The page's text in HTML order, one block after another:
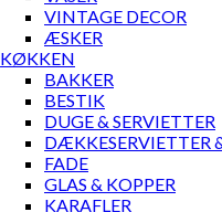
VINTAGE DECOR
ÆSKER
KØKKEN
BAKKER
BESTIK
DUGE & SERVIETTER
DÆKKESERVIETTER
FADE
GLAS & KOPPER
KARAFLER